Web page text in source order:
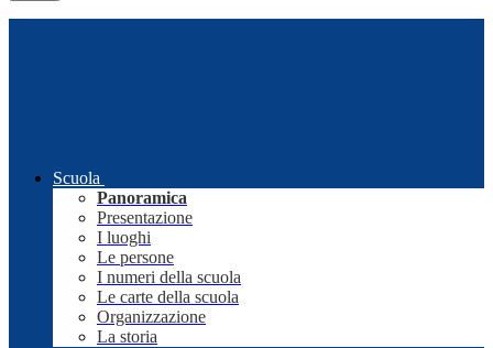
Scuola
Panoramica
Presentazione
I luoghi
Le persone
I numeri della scuola
Le carte della scuola
Organizzazione
La storia